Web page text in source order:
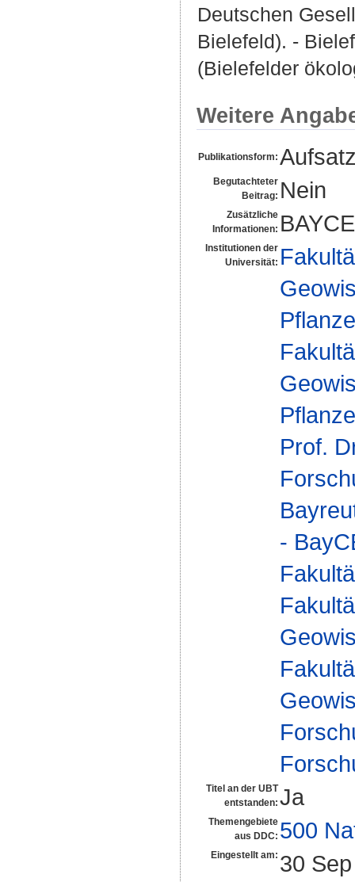
Deutschen
Bielefeld). -
(Bielefelder
Weitere
Publikationsform:
Begutachteter
Beitrag: Nein
Zusätzliche
Informationen:
Institutionen der
Universität:
Prof.
-
Titel an der UBT
entstanden: Ja
Themengebiete
aus DDC: 500
Eingestellt am: 30